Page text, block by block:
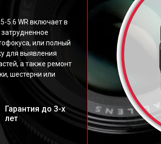
5.6 WR включает в
или полный
для выявления
а также ремонт
шестерни или
Гарантия до 3-х
лет